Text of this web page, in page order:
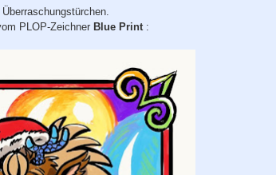
PLOP-Zeichner Blue Print: